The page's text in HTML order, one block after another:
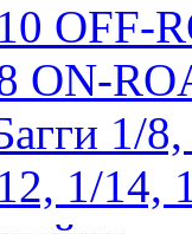
OFF-
ON-
1/
1/14,